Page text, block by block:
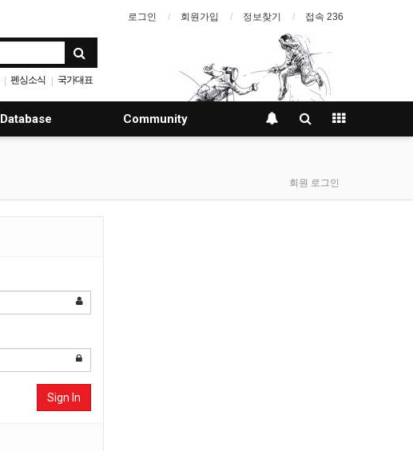
로그인 회원가입 정보찾기 접속 236
| 펜싱소식 | 국가대표
Database Community
회원 로그인
Sign In